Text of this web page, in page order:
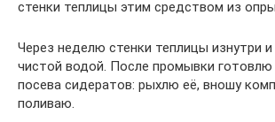
стенки теплицы этим средством из
Через неделю стенки теплицы изнутри
чистой водой. После промывки готовлю
посева сидератов: рыхлю её, вношу
поливаю.